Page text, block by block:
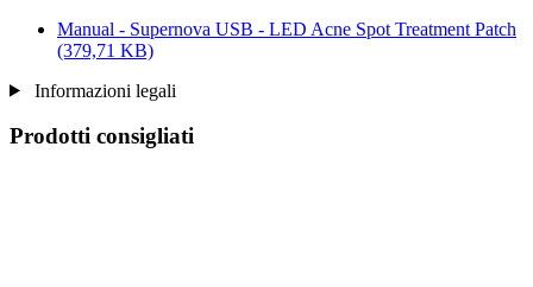
Manual - Supernova USB - LED Acne Spot Treatment Patch
(379,71 KB)
Informazioni legali
Prodotti consigliati